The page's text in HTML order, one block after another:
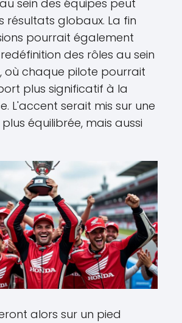
sein des équipes peut
résultats globaux. La fin
pourrait également
des rôles au sein
où chaque pilote pourrait
plus significatif à la
L'accent serait mis sur une
équilibrée, mais aussi
alors sur un pied